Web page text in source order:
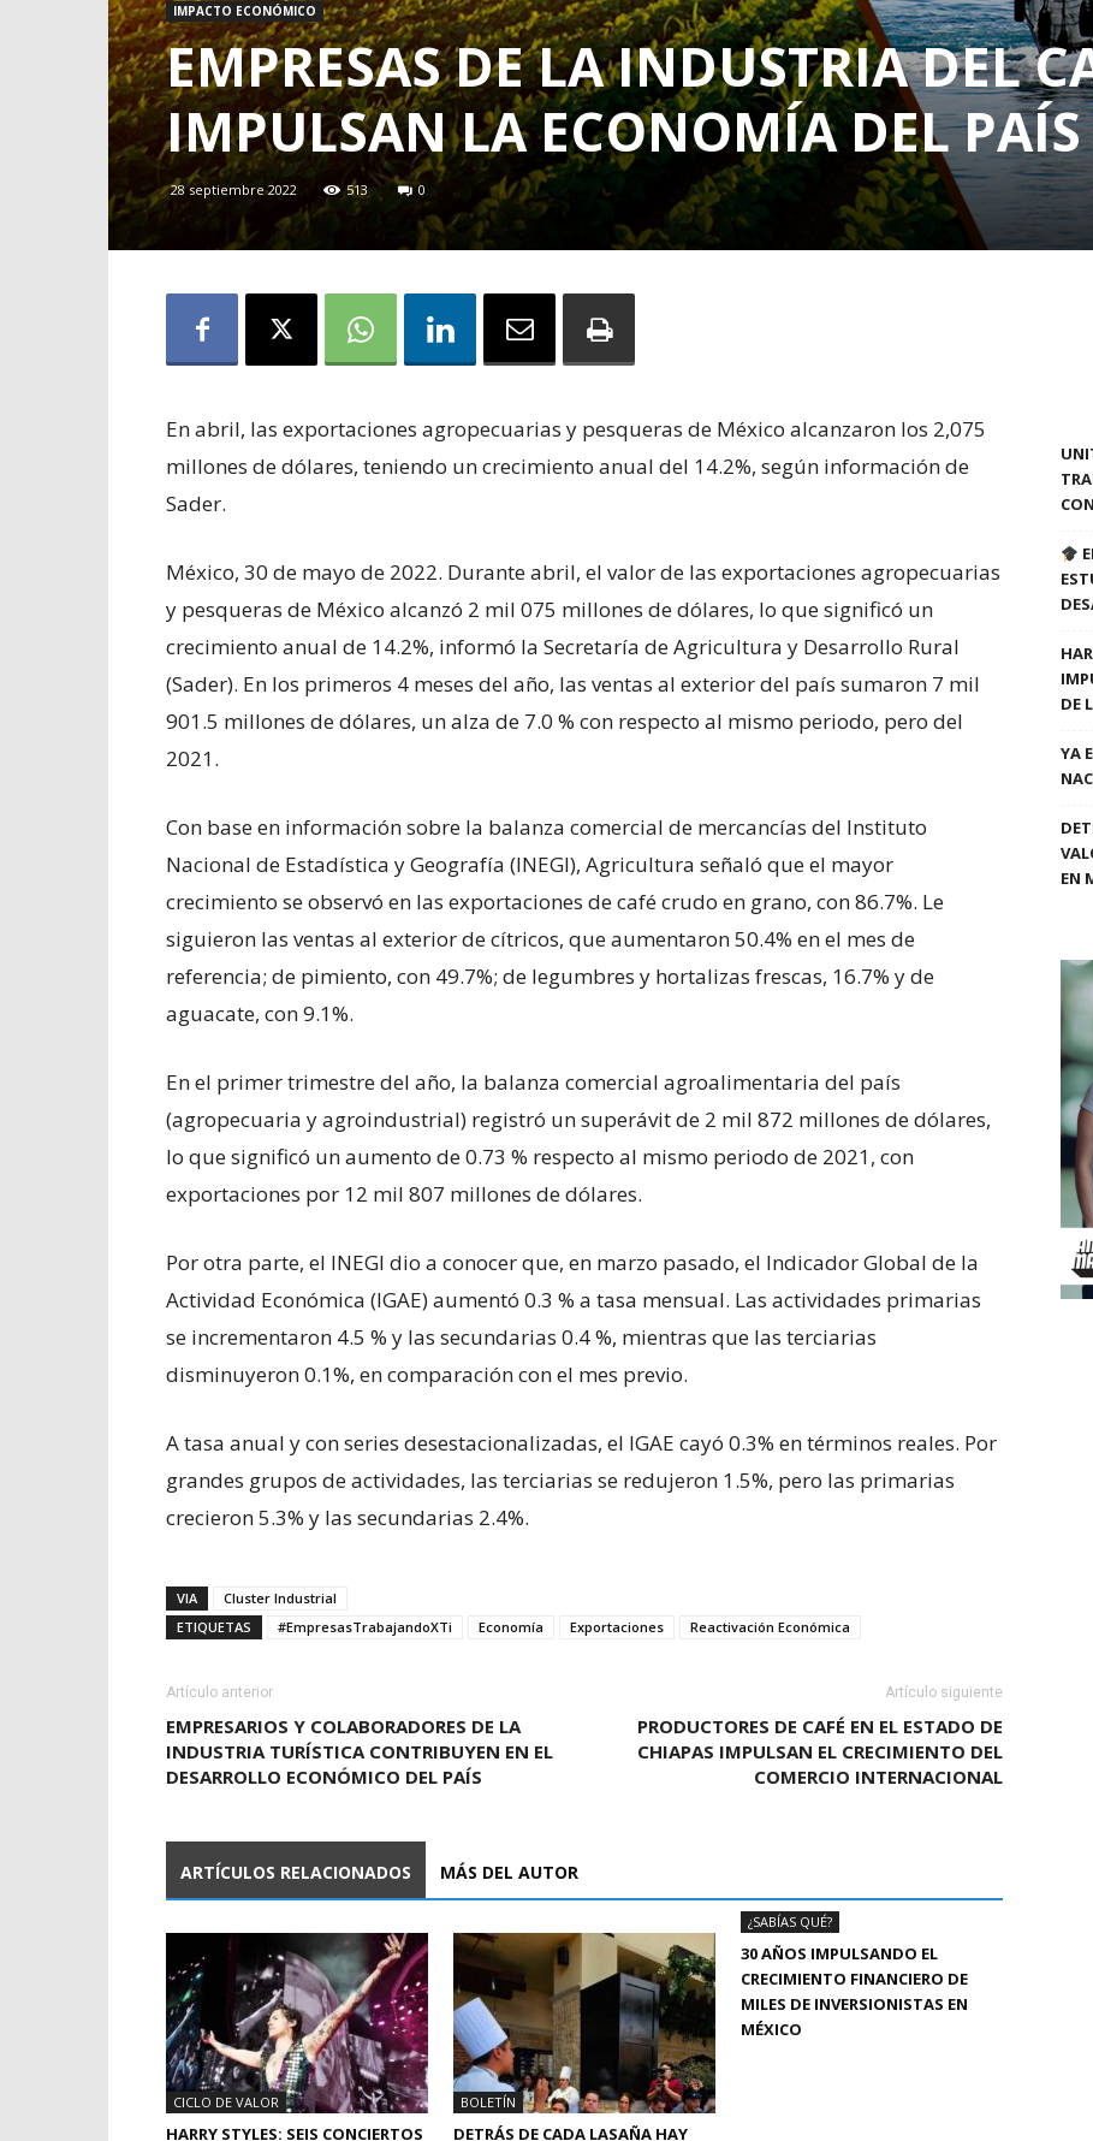
IMPACTO ECONÓMICO
EMPRESAS DE LA INDUSTRIA DEL
IMPULSAN LA ECONOMÍA DEL PAÍS
28 septiembre 2022 513 0
En abril, las exportaciones agropecuarias y pesqueras de México alcanzaron los 2,075
millones de dólares, teniendo un crecimiento anual del 14.2%, según información de
Sader.
México, 30 de mayo de 2022. Durante abril, el valor de las exportaciones agropecuarias
y pesqueras de México alcanzó 2 mil 075 millones de dólares, lo que significó un
crecimiento anual de 14.2%, informó la Secretaría de Agricultura y Desarrollo Rural
(Sader). En los primeros 4 meses del año, las ventas al exterior del país sumaron 7 mil
901.5 millones de dólares, un alza de 7.0 % con respecto al mismo periodo, pero del
2021.
Con base en información sobre la balanza comercial de mercancías del Instituto
Nacional de Estadística y Geografía (INEGI), Agricultura señaló que el mayor
crecimiento se observó en las exportaciones de café crudo en grano, con 86.7%. Le
siguieron las ventas al exterior de cítricos, que aumentaron 50.4% en el mes de
referencia; de pimiento, con 49.7%; de legumbres y hortalizas frescas, 16.7% y de
aguacate, con 9.1%.
En el primer trimestre del año, la balanza comercial agroalimentaria del país
(agropecuaria y agroindustrial) registró un superávit de 2 mil 872 millones de dólares,
lo que significó un aumento de 0.73 % respecto al mismo periodo de 2021, con
exportaciones por 12 mil 807 millones de dólares.
Por otra parte, el INEGI dio a conocer que, en marzo pasado, el Indicador Global de la
Actividad Económica (IGAE) aumentó 0.3 % a tasa mensual. Las actividades primarias
se incrementaron 4.5 % y las secundarias 0.4 %, mientras que las terciarias
disminuyeron 0.1%, en comparación con el mes previo.
A tasa anual y con series desestacionalizadas, el IGAE cayó 0.3% en términos reales. Por
grandes grupos de actividades, las terciarias se redujeron 1.5%, pero las primarias
crecieron 5.3% y las secundarias 2.4%.
VIA
Cluster Industrial
ETIQUETAS
#EmpresasTrabajandoXTi Economía Exportaciones Reactivación Económica
Artículo anterior
EMPRESARIOS Y COLABORADORES DE LA
INDUSTRIA TURÍSTICA CONTRIBUYEN EN EL
DESARROLLO ECONÓMICO DEL PAÍS
Artículo siguiente
PRODUCTORES DE CAFÉ EN EL ESTADO DE
CHIAPAS IMPULSAN EL CRECIMIENTO DEL
COMERCIO INTERNACIONAL
ARTÍCULOS RELACIONADOS MÁS DEL AUTOR
CICLO DE VALOR
HARRY STYLES: SEIS CONCIERTOS
BOLETÍN
DETRÁS DE CADA LASAÑA HAY
¿SABÍAS QUÉ?
30 AÑOS IMPULSANDO EL
CRECIMIENTO FINANCIERO DE
MILES DE INVERSIONISTAS EN
MÉXICO
DE
YA
EN